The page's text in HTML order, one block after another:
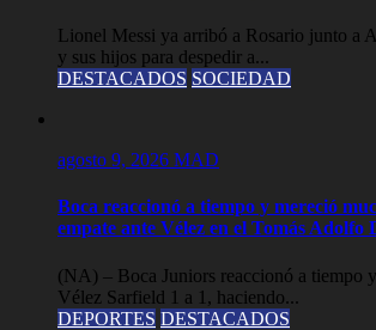
Lionel Messi ya arribó a Rosario junto a
y sus hijos para despedir a...
DESTACADOS SOCIEDAD
agosto 9, 2026 MAD
Boca reaccionó a tiempo y mereció
empate ante Vélez en el Tomás Adolfo
(NA) – Boca Juniors reaccionó a tiempo
Vélez Sarfield 1 a 1, haciendo...
DEPORTES DESTACADOS